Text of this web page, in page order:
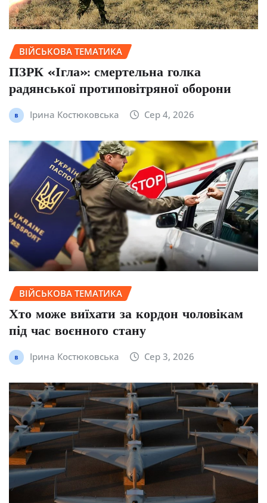
ВІЙСЬКОВА ТЕМАТИКА
ПЗРК «Ігла»: смертельна голка
радянської протиповітряної оборони
Ірина Костюковська Сер 4, 2026
ВІЙСЬКОВА ТЕМАТИКА
Хто може виїхати за кордон чоловікам
під час воєнного стану
Ірина Костюковська Сер 3, 2026